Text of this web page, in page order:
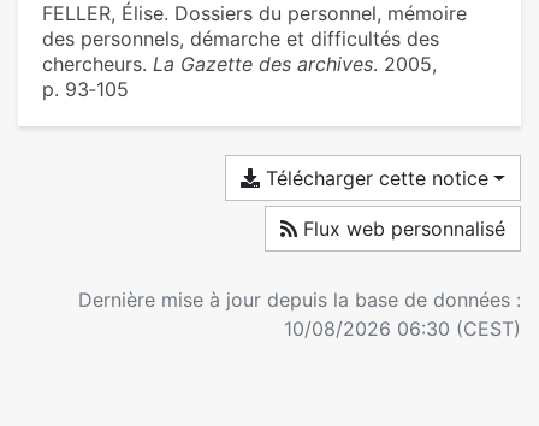
FELLER, Élise. Dossiers du personnel, mémoire
des personnels, démarche et difficultés des
chercheurs. La Gazette des archives. 2005,
p. 93‑105
Télécharger cette notice
Flux web personnalisé
Dernière mise à jour depuis la base de données :
10/08/2026 06:30 (CEST)